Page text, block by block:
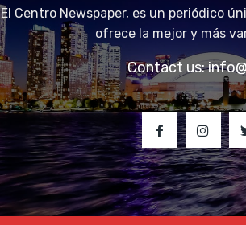
El Centro Newspaper, es un periódico
ofrece la mejor y más
Contact us: